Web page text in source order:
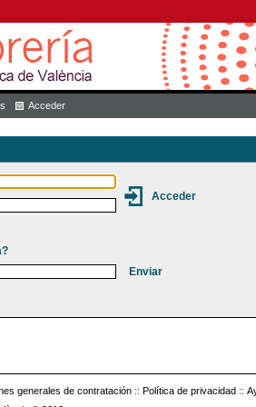
Acceder
generales de contratación :: Política de privacidad ::